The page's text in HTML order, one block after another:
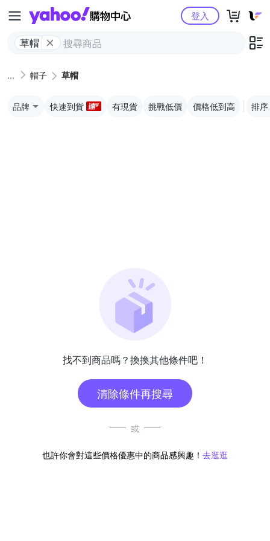
Yahoo購物中心
草帽
登入
帽子 草帽
品牌 快速到貨 有現貨 挑戰低價 價格低到高 排序
找不到商品嗎？換換其他條件吧！
清除條件再搜尋
或
也許你會對這些價格優惠中的商品感興趣！ 去逛逛